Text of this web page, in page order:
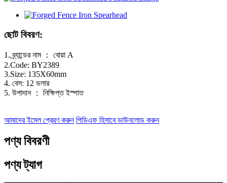
ছোট বিবরণ:
1. ব্র্যান্ডের নাম ： বোয়া A
2.Code: BY2389
3.Size: 135X60mm
4. বেস: 12 ডলার
5. উপাদান ： নিক্ষিপ্ত ইস্পাত
আমাদের ইমেল প্রেরণ করুন পিডিএফ হিসাবে ডাউনলোড করুন
পণ্য বিবরণী
পণ্য ট্যাগ